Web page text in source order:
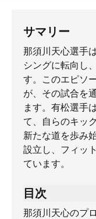
サマリー
那須川天心選手
シングに転向し
す。このエピソ
が、その試合を
ます。有松選手
て、自らのキッ
新たな道を歩み
設立し、フィッ
ています。
目次
那須川天心のプ